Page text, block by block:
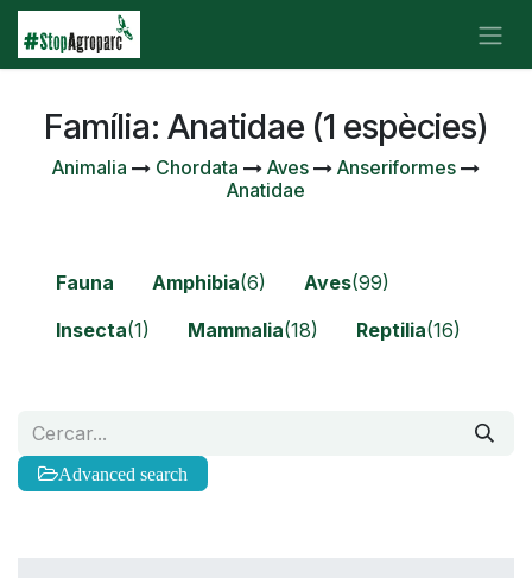
Skip to Content
Família: Anatidae (1 espècies)
Animalia Chordata Aves
Anseriformes
Anatidae
Fauna Amphibia(6) Aves(99)
Insecta(1) Mammalia(18) Reptilia(16)
Advanced search